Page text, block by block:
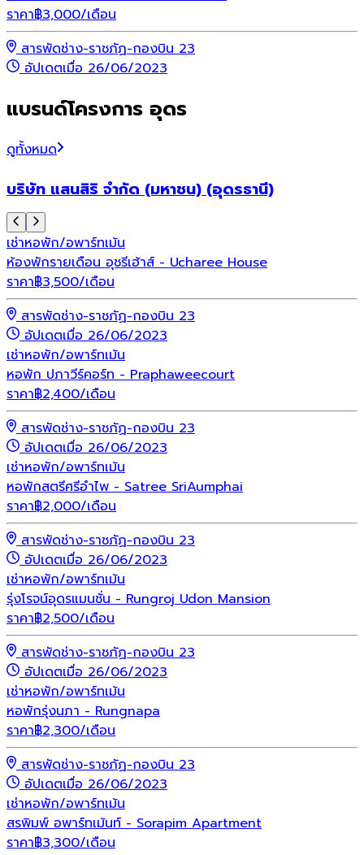
ราคา฿3,000/เดือน
สารพัดช่าง-ราชภัฏ-กองบิน 23
อัปเดตเมื่อ 26/06/2023
แบรนด์โครงการ อุดร
ดูทั้งหมด
บริษัท แสนสิริ จำกัด (มหาชน) (อุดรธานี)
เช่าหอพัก/อพาร์ทเม้น
ห้องพักรายเดือน อุชรีเฮ้าส์ - Ucharee House
ราคา฿3,500/เดือน
สารพัดช่าง-ราชภัฏ-กองบิน 23
อัปเดตเมื่อ 26/06/2023
เช่าหอพัก/อพาร์ทเม้น
หอพัก ปภาวีร์คอร์ท - Praphaweecourt
ราคา฿2,400/เดือน
สารพัดช่าง-ราชภัฏ-กองบิน 23
อัปเดตเมื่อ 26/06/2023
เช่าหอพัก/อพาร์ทเม้น
หอพักสตรีศรีอำไพ - Satree SriAumphai
ราคา฿2,000/เดือน
สารพัดช่าง-ราชภัฏ-กองบิน 23
อัปเดตเมื่อ 26/06/2023
เช่าหอพัก/อพาร์ทเม้น
รุ่งโรจน์อุดรแมนชั่น - Rungroj Udon Mansion
ราคา฿2,500/เดือน
สารพัดช่าง-ราชภัฏ-กองบิน 23
อัปเดตเมื่อ 26/06/2023
เช่าหอพัก/อพาร์ทเม้น
หอพักรุ่งนภา - Rungnapa
ราคา฿2,300/เดือน
สารพัดช่าง-ราชภัฏ-กองบิน 23
อัปเดตเมื่อ 26/06/2023
เช่าหอพัก/อพาร์ทเม้น
สรพิมพ์ อพาร์ทเม้นท์ - Sorapim Apartment
ราคา฿3,300/เดือน